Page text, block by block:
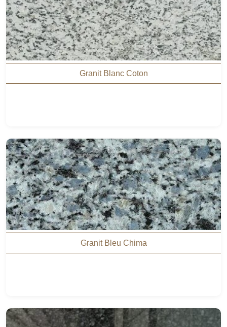
Granit Blanc Coton
Granit Bleu Chima